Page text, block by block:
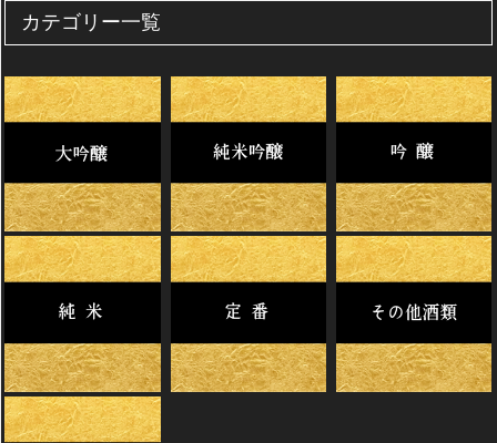
カテゴリー一覧